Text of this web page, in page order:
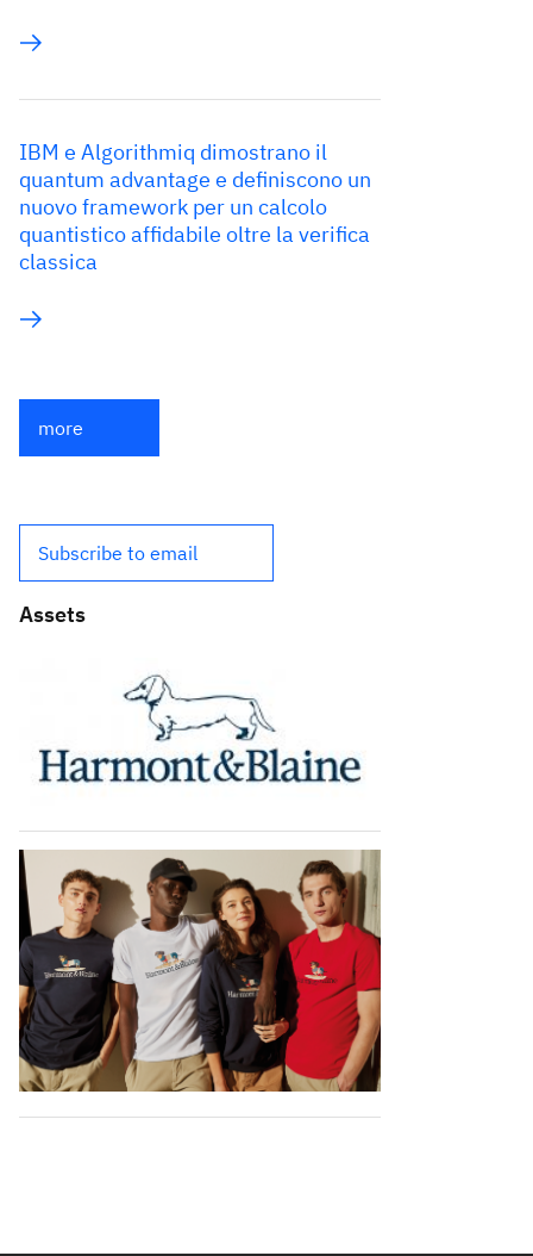
IBM e Algorithmiq dimostrano il
quantum advantage e definiscono un
nuovo framework per un calcolo
quantistico affidabile oltre la verifica
classica
more
Subscribe to email
Assets